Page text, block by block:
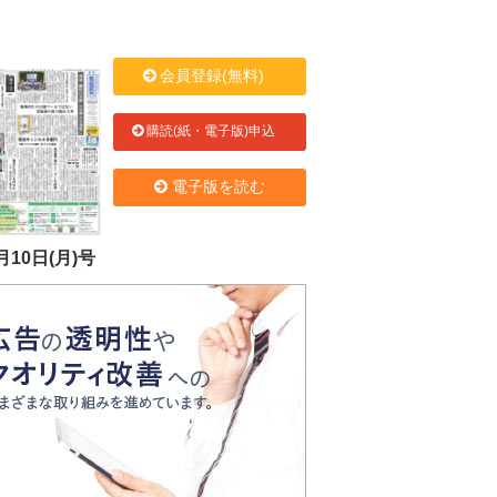
10日(月)号
会員登録(無料)
購読(紙・電子版)申込
電子版を読む